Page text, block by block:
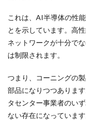
これは、AI半導体の性
とを示しています。高
ネットワークが十分で
は制限されます。
つまり、コーニングの
部品になりつつありま
タセンター事業者のい
ない存在になっています